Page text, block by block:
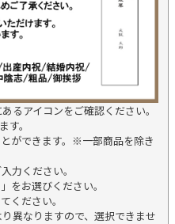
るアイコンをご確認ください。
す。
ができます。※一部商品を除き
力ください。
をお選びください。
ください。
異なりますので、選択できませ